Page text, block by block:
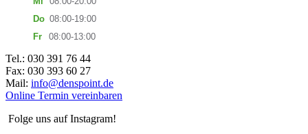
Do 08:00-19:00
Fr
08:00-13:00
Tel.: 030 391 76 44
Fax: 030 393 60 27
Mail: info@denspoint.de
Online Termin vereinbaren
Folge uns auf Instagram!